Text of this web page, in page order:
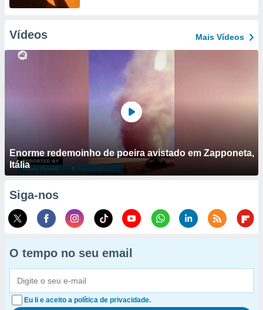
Vídeos Mais Vídeos
Enorme redemoinho de poeira avistado em Zapponeta,
Itália
Siga-nos
O tempo no seu email
Eu li e aceito a política de privacidade.